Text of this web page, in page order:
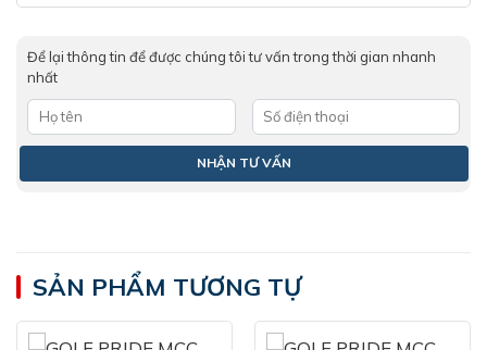
Để lại thông tin để được chúng tôi tư vấn trong thời gian nhanh
nhất
SẢN PHẨM TƯƠNG TỰ